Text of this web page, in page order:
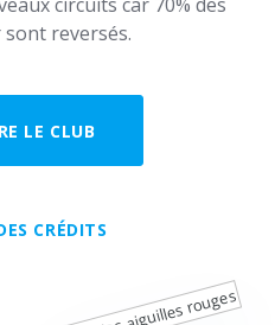
reversés.
LE CLUB
CRÉDITS